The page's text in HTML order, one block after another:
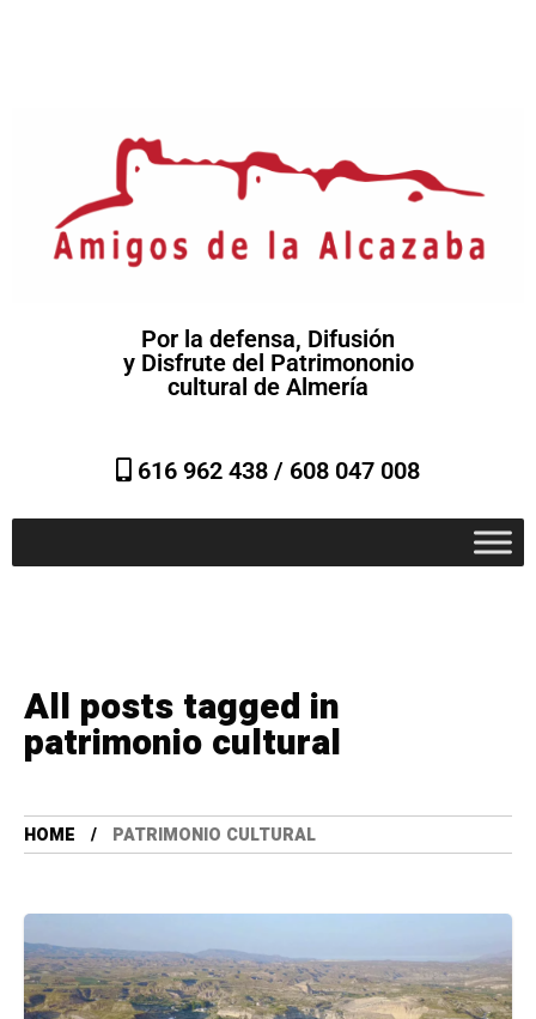
Por la defensa, Difusión
y Disfrute del Patrimononio
cultural de Almería
616 962 438 / 608 047 008
All posts tagged in
patrimonio cultural
HOME PATRIMONIO CULTURAL